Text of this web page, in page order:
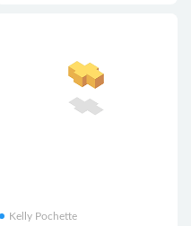
Kelly Pochette